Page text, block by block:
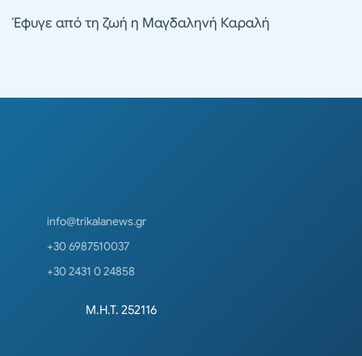
Έφυγε από τη ζωή η Μαγδαληνή Καραλή
info@trikalanews.gr
+30 6987510037
+30 2431 0 24858
Μ.Η.Τ. 252116